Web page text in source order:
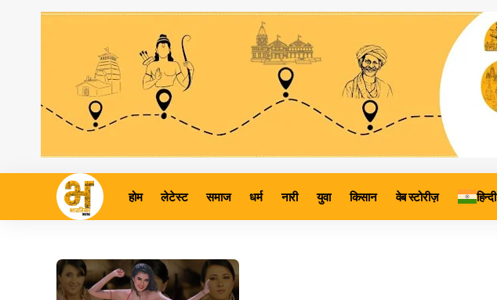
होम लेटेस्ट समाज धर्म नारी युवा किसान वेब स्टोरीज़ हिन्दी